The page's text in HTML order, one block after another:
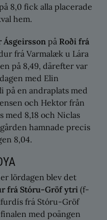
8,0 fick alla placerade
hem.
Ásgeirsson på Roði frá
frá Varmalæk u Lára
på 8,49, därefter var
med Elin
på en andraplats med
och Hektor från
med 8,18 och Niclas
hamnade precis
8,04.
lördagen blev det
frá Stóru-Gröf ytri (f-
frá Stóru-Gröf
med poängen